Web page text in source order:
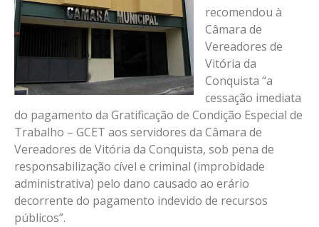
recomendou à
Câmara de
Vereadores de
Vitória da
Conquista “a
cessação imediata
do pagamento da Gratificação de Condição Especial de
Trabalho – GCET aos servidores da Câmara de
Vereadores de Vitória da Conquista, sob pena de
responsabilização cível e criminal (improbidade
administrativa) pelo dano causado ao erário
decorrente do pagamento indevido de recursos
públicos”.